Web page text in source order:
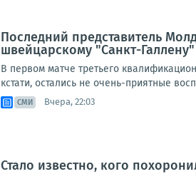
Последний представитель
швейцарскому "Санкт-
В первом матче третьего
кстати, остались не очень-приятные
СМИ Вчера, 22:03
Стало известно, кого